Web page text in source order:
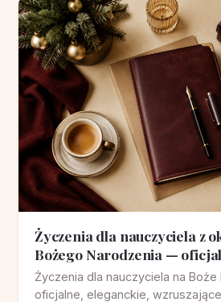
Życzenia dla nauczyciela z
Bożego Narodzenia —
Życzenia dla nauczyciela na
oficjalne, eleganckie,